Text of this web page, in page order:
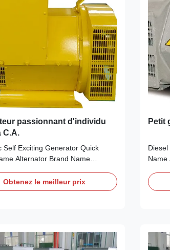
passionnant d'individu
C.A.
Self Exciting Generator Quick
Alternator Brand Name
card Feature AC brushless
excitation alternator Power
Output Type AC Single Phase
Terminal 12 / 6 Wire Rated
Obtenez le meilleur prix
Petit
Name
card
AC
12 / 6